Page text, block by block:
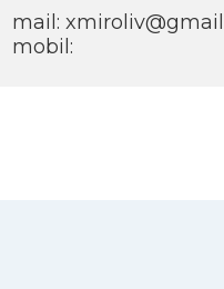
mail:
mobil: